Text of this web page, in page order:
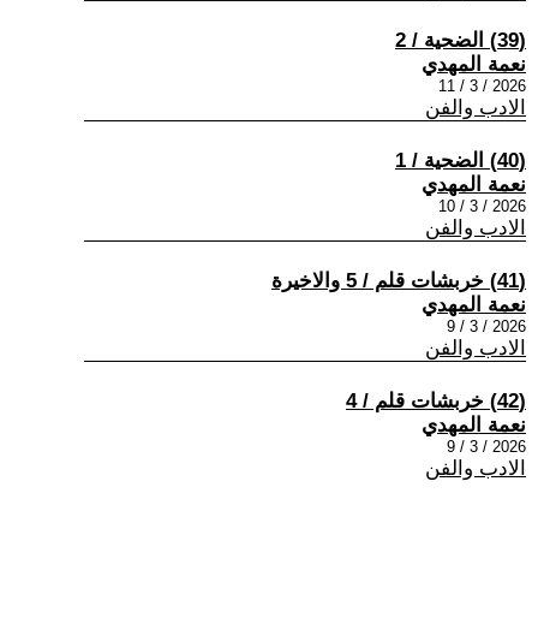
(39) الضحية / 2
نعمة المهدي
2026 / 3 / 11
الادب والفن
(40) الضحية / 1
نعمة المهدي
2026 / 3 / 10
الادب والفن
(41) خربشات قلم / 5 والاخيرة
نعمة المهدي
2026 / 3 / 9
الادب والفن
(42) خربشات قلم / 4
نعمة المهدي
2026 / 3 / 9
الادب والفن